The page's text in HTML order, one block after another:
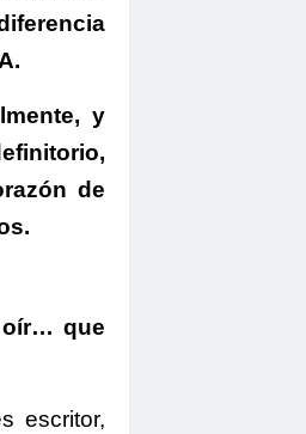
y
de
oír… que
escritor,